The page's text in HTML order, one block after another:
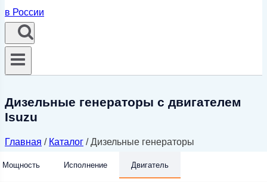
Дизельные генераторы с двигателем
Isuzu
Главная / Каталог / Дизельные генераторы
Мощность Исполнение Двигатель